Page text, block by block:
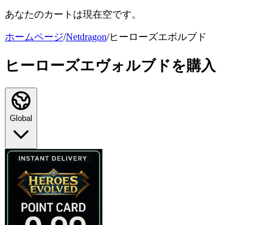
あなたのカートは現在空です。
ホームページ/Netdragon/ヒーローズエボルブド
ヒーローズエヴォルブドを購入
Global